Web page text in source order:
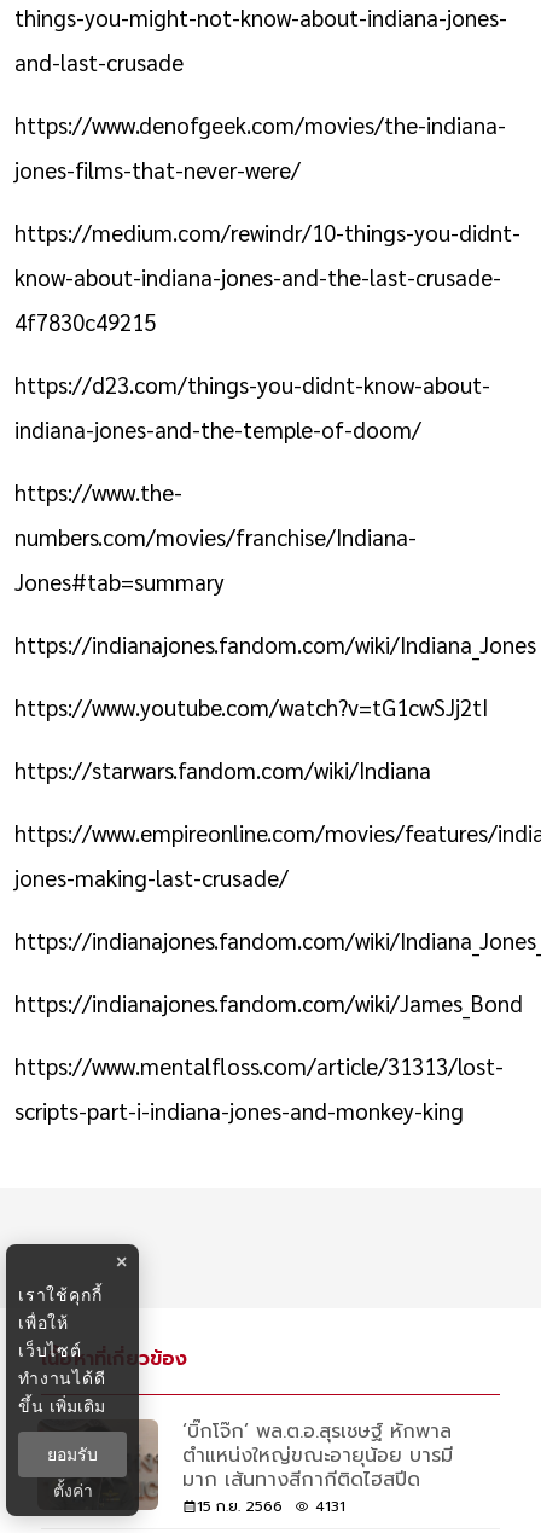
things-you-might-not-know-about-indiana-jones-
and-last-crusade
https://www.denofgeek.com/movies/the-indiana-
jones-films-that-never-were/
https://medium.com/rewindr/10-things-you-didnt-
know-about-indiana-jones-and-the-last-crusade-
4f7830c49215
https://d23.com/things-you-didnt-know-about-
indiana-jones-and-the-temple-of-doom/
https://www.the-
numbers.com/movies/franchise/Indiana-
Jones#tab=summary
https://indianajones.fandom.com/wiki/Indiana_Jones
https://www.youtube.com/watch?v=tG1cwSJj2tI
https://starwars.fandom.com/wiki/Indiana
https://www.empireonline.com/movies/features/
jones-making-last-crusade/
https://indianajones.fandom.com/wiki/
https://indianajones.fandom.com/wiki/James_Bond
https://www.mentalfloss.com/article/31313/lost-
scripts-part-i-indiana-jones-and-monkey-king
เนื้อหาที่เกี่ยวข้อง
‘บิ๊กโจ๊ก’ พล.ต.อ.สุรเชษฐ์ หักพาล
ตำแหน่งใหญ่ขณะอายุน้อย บารมี
มาก เส้นทางสีกากีติดไฮสปีด
15 ก.ย. 2566 4131
×
เราใช้คุกกี้
เพื่อให้
เว็บไซต์
ทำงานได้ดี
ขึ้น เพิ่มเติม
ยอมรับ
ตั้งค่า